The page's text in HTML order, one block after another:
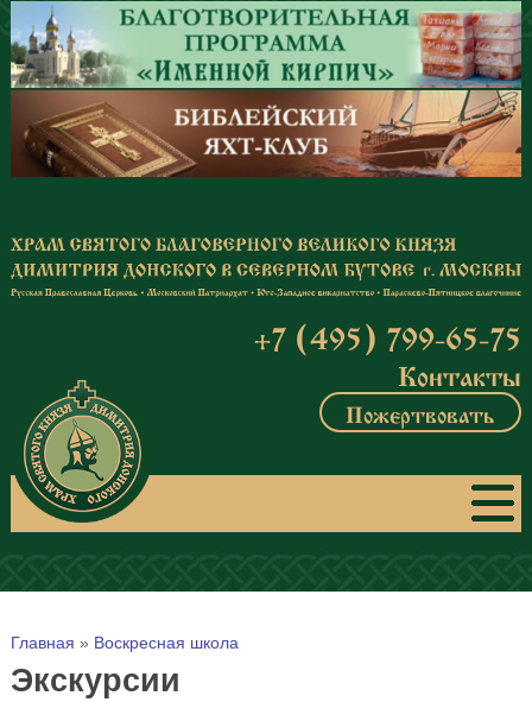
Перейти к основному содержанию
+7 (495) 799-65-75
Контакты
Пожертвовать
Вы здесь
Главная » Воскресная школа
Экскурсии